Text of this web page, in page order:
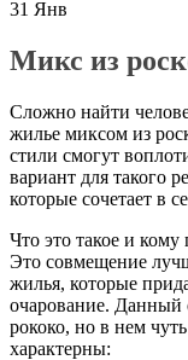
31 Янв
Микс из
Сложно найти
жилье миксом из
стили смогут
вариант для такого
которые сочетает в
Что это такое и кому
Это совмещение
жилья, которые
очарование. Данный
рококо, но в нем
характерны: